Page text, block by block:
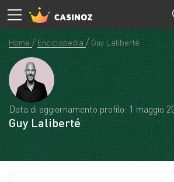
Home Enciclopedia Guy Laliberté
Data di aggiornamento profilo: 1 maggio
Guy Laliberté